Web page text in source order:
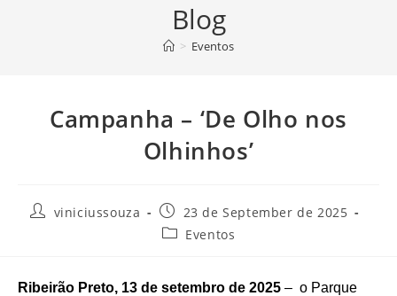
Blog
> Eventos
Campanha – ‘De Olho nos
Olhinhos’
viniciussouza
23 de September de 2025
Eventos
Ribeirão Preto, 13 de setembro de 2025 – o Parque